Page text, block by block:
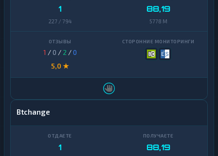
1
227 / 794
88,19
5778 M
1 / 0 / 2 /0
5,0 ★
Btchange
1 88,19